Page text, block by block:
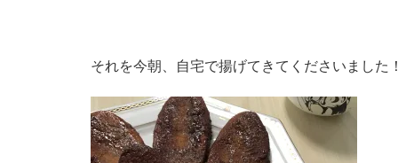
それを今朝、自宅で揚げてきてくださいました